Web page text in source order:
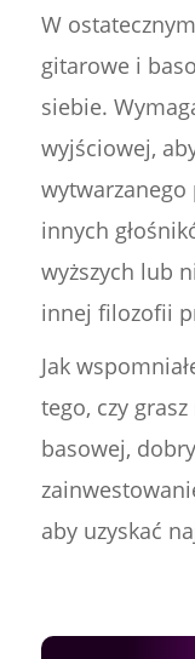
W
gitarowe i
siebie.
wyjściowej,
wytwarzanego
innych
wyższych lub
innej filozofii
Jak
tego, czy
basowej,
aby uzyskać